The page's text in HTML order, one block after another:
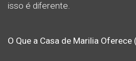
isso é diferente.
O Que a Casa de Marilia Oferece